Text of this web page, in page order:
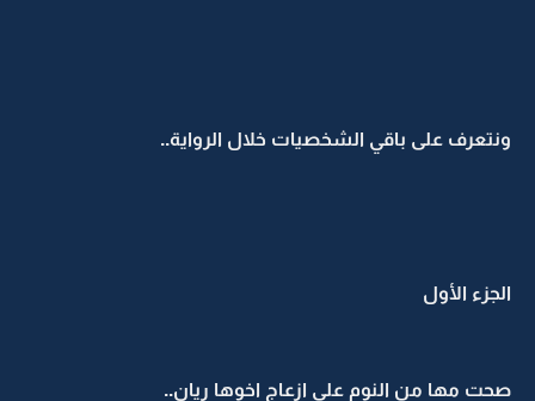
ونتعرف على باقي الشخصيات خلال الرواية..
الجزء الأول
صحت مها من النوم على ازعاج اخوها ريان..